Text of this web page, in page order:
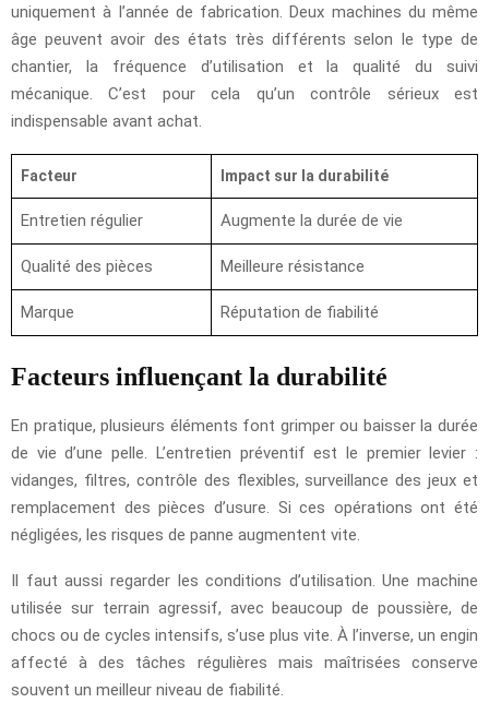
uniquement à l’année de fabrication. Deux machines du même
âge peuvent avoir des états très différents selon le type de
chantier, la fréquence d’utilisation et la qualité du suivi
mécanique. C’est pour cela qu’un contrôle sérieux est
indispensable avant achat.
Facteur Impact sur la durabilité
Entretien régulier Augmente la durée de vie
Qualité des pièces Meilleure résistance
Marque Réputation de fiabilité
Facteurs influençant la durabilité
En pratique, plusieurs éléments font grimper ou baisser la durée
de vie d’une pelle. L’entretien préventif est le premier levier :
vidanges, filtres, contrôle des flexibles, surveillance des jeux et
remplacement des pièces d’usure. Si ces opérations ont été
négligées, les risques de panne augmentent vite.
Il faut aussi regarder les conditions d’utilisation. Une machine
utilisée sur terrain agressif, avec beaucoup de poussière, de
chocs ou de cycles intensifs, s’use plus vite. À l’inverse, un engin
affecté à des tâches régulières mais maîtrisées conserve
souvent un meilleur niveau de fiabilité.